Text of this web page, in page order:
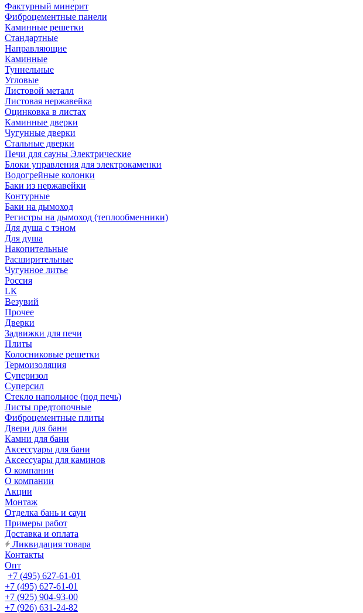
Фактурный минерит
Фиброцементные панели
Каминные решетки
Стандартные
Направляющие
Каминные
Туннельные
Угловые
Листовой металл
Листовая нержавейка
Оцинковка в листах
Каминные дверки
Чугунные дверки
Стальные дверки
Печи для сауны Электрические
Блоки управления для электрокаменки
Водогрейные колонки
Баки из нержавейки
Контурные
Баки на дымоход
Регистры на дымоход (теплообменники)
Для душа с тэном
Для душа
Накопительные
Расширительные
Чугунное литье
Россия
LК
Везувий
Прочее
Дверки
Задвижки для печи
Плиты
Колосниковые решетки
Термоизоляция
Суперизол
Суперсил
Стекло напольное (под печь)
Листы предтопочные
Фиброцементные плиты
Двери для бани
Камни для бани
Аксессуары для бани
Аксессуары для каминов
О компании
О компании
Акции
Монтаж
Отделка бань и саун
Примеры работ
Доставка и оплата
Ликвидация товара
Контакты
Опт
+7 (495) 627-61-01
+7 (495) 627-61-01
+7 (925) 904-93-00
+7 (926) 631-24-82